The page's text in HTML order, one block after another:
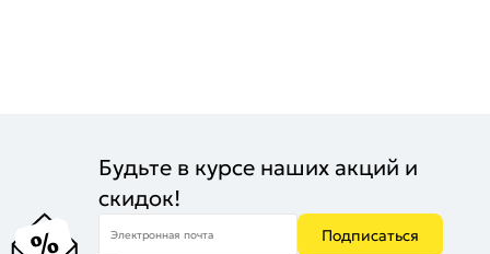
Будьте в курсе наших акций и
скидок!
Электронная почта Подписаться